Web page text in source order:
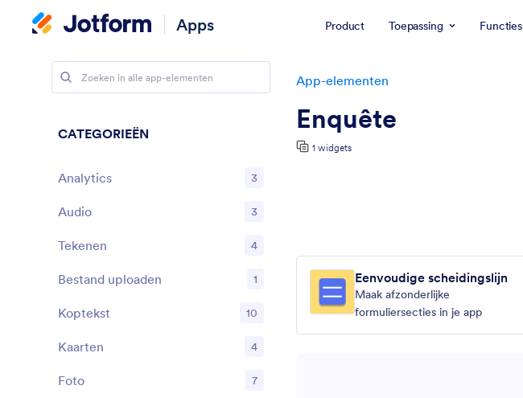
Apps Product Toepassing Functies
App-elementen
Enquête
1 widgets
Eenvoudige scheidingslijn
Maak afzonderlijke
formuliersecties in je app
CATEGORIEËN
Analytics 3
Audio 3
Tekenen 4
Bestand uploaden 1
Koptekst 10
Kaarten 4
Foto 7